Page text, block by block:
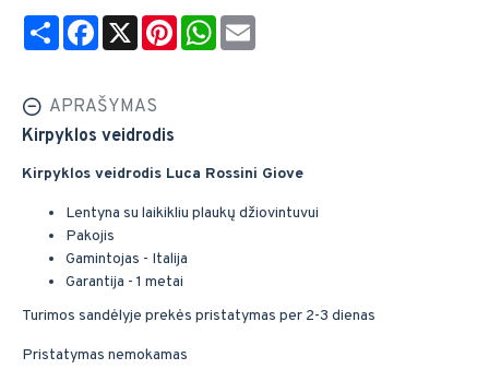
Share Facebook
X PinterestWhatsApp
APRAŠYMAS
Kirpyklos veidrodis
Kirpyklos veidrodis Luca Rossini Giove
Lentyna su laikikliu plaukų džiovintuvui
Pakojis
Gamintojas - Italija
Garantija - 1 metai
Turimos sandėlyje prekės pristatymas per 2-3 dienas
Pristatymas nemokamas